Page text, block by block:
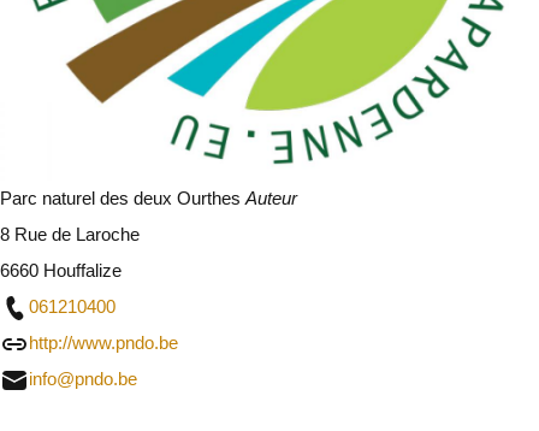
Parc naturel des deux Ourthes Auteur
8 Rue de Laroche
6660 Houffalize
061210400
http://www.pndo.be
info@pndo.be